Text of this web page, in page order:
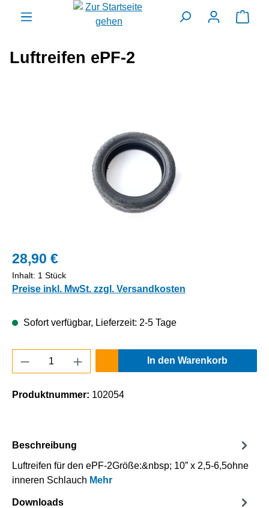
springen
Luftreifen ePF-2
28,90 €
Inhalt: 1 Stück
Preise inkl. MwSt. zzgl. Versandkosten
Sofort verfügbar, Lieferzeit: 2-5 Tage
Produkt Anzahl: Gib den gewünschten
In den Warenkorb
Produktnummer: 102054
Beschreibung
Luftreifen für den ePF-2Größe:&nbsp; 10” x 2,5-6,5ohne
inneren Schlauch Mehr
Downloads